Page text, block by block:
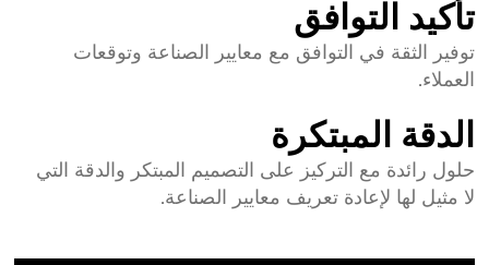
تأكيد التوافق
توفير الثقة في التوافق مع معايير الصناعة وتوقعات
العملاء.
الدقة المبتكرة
حلول رائدة مع التركيز على التصميم المبتكر والدقة التي
لا مثيل لها لإعادة تعريف معايير الصناعة.